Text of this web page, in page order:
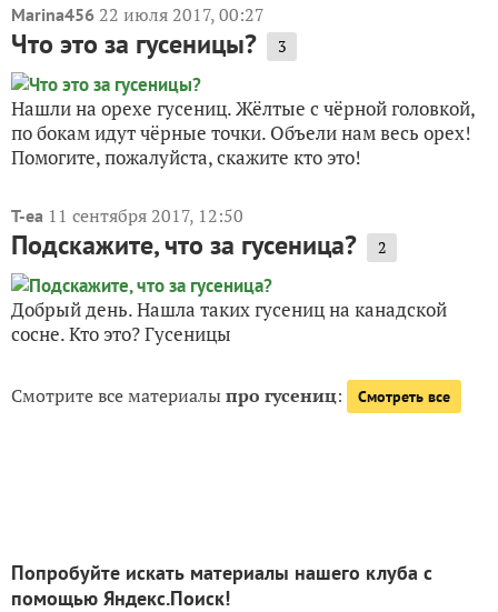
Marina456 22 июля 2017, 00:27
Что это за гусеницы? 3
Нашли на орехе гусениц. Жёлтые с чёрной головкой,
по бокам идут чёрные точки. Объели нам весь орех!
Помогите, пожалуйста, скажите кто это!
T-ea 11 сентября 2017, 12:50
Подскажите, что за гусеница? 2
Добрый день. Нашла таких гусениц на канадской
сосне. Кто это? Гусеницы
Смотрите все материалыпро гусениц: Смотреть все
Попробуйте искать материалы нашего клуба с
помощью Яндекс.Поиск!